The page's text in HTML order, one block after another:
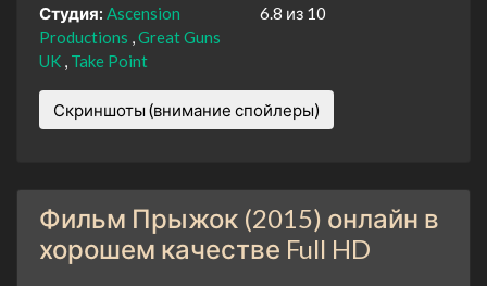
Студия: Ascension
Productions Great Guns
UK Take Point
6.8 из 10
Скриншоты (внимание спойлеры)
Фильм Прыжок (2015) онлайн в
хорошем качестве Full HD